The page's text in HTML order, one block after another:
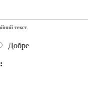
текст.
Добре